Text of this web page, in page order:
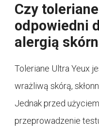
Czy
odpowiedni
alergią
Toleriane Ultra Yeux
wrażliwą skórą,
Jednak przed
przeprowadzenie